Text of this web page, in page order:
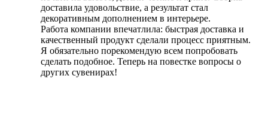
доставила удовольствие, а результат стал
декоративным дополнением в интерьере.
Работа компании впечатлила: быстрая доставка и
качественный продукт сделали процесс приятным.
Я обязательно порекомендую всем попробовать
сделать подобное. Теперь на повестке вопросы о
других сувенирах!